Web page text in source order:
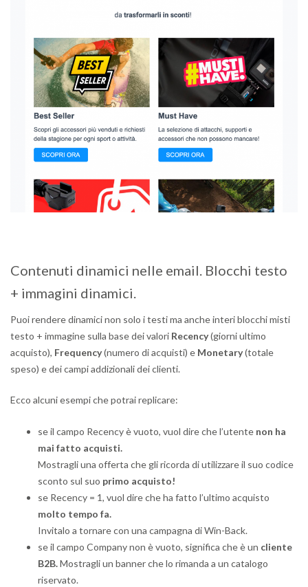
Contenuti dinamici nelle email. Blocchi testo
+ immagini dinamici.
Puoi rendere dinamici non solo i testi ma anche interi blocchi misti
testo + immagine sulla base dei valori Recency(giorni ultimo
acquisto), Frequency(numero di acquisti) e Monetary(totale
speso) e dei campi addizionali dei clienti.
Ecco alcuni esempi che potrai replicare:
se il campo Recency è vuoto, vuol dire che l’utente non ha
mai fatto acquisti.
Mostragli una offerta che gli ricorda di utilizzare il suo codice
sconto sul suo primo acquisto!
se Recency = 1, vuol dire che ha fatto l’ultimo acquisto
molto tempo fa.
Invitalo a tornare con una campagna di Win-Back.
se il campo Company non è vuoto, significa che è un cliente
B2B.Mostragli un banner che lo rimanda a un catalogo
riservato.